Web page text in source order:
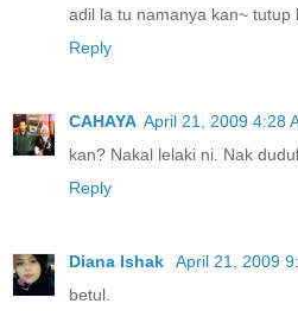
adil la tu namanya kan~ tutup
Reply
CAHAYA April 21, 2009 4:28
kan? Nakal lelaki ni. Nak
Reply
Diana Ishak
April 21, 2009
betul.